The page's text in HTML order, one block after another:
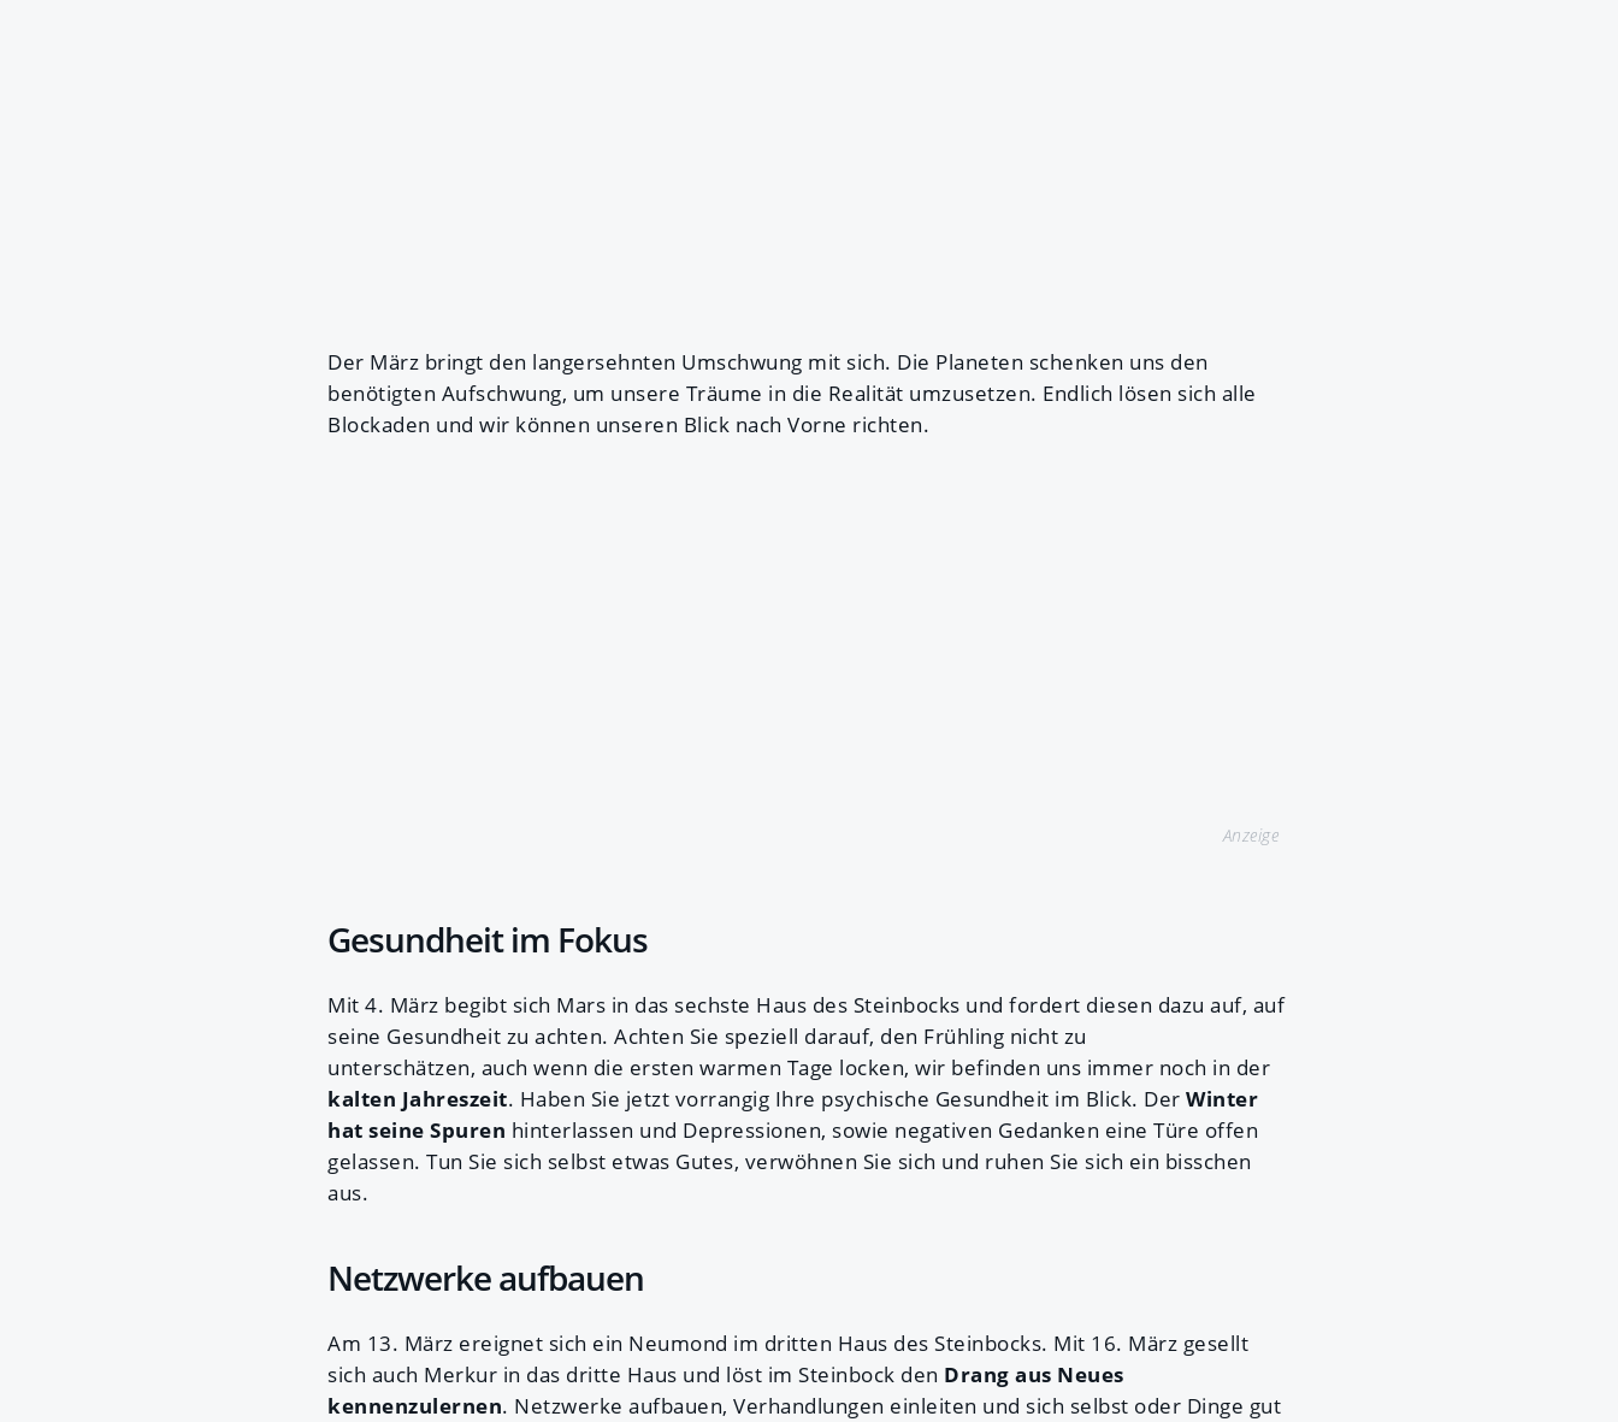
Der März bringt den langersehnten Umschwung mit sich. Die Planeten schenken uns den
benötigten Aufschwung, um unsere Träume in die Realität umzusetzen. Endlich lösen sich alle
Blockaden und wir können unseren Blick nach Vorne richten.
Anzeige
Gesundheit im Fokus
Mit 4. März begibt sich Mars in das sechste Haus des Steinbocks und fordert diesen dazu auf, auf
seine Gesundheit zu achten. Achten Sie speziell darauf, den Frühling nicht zu
unterschätzen, auch wenn die ersten warmen Tage locken, wir befinden uns immer noch in der
kalten Jahreszeit. Haben Sie jetzt vorrangig Ihre psychische Gesundheit im Blick. Der Winter
hat seine Spuren hinterlassen und Depressionen, sowie negativen Gedanken eine Türe offen
gelassen. Tun Sie sich selbst etwas Gutes, verwöhnen Sie sich und ruhen Sie sich ein bisschen
aus.
Netzwerke aufbauen
Am 13. März ereignet sich ein Neumond im dritten Haus des Steinbocks. Mit 16. März gesellt
sich auch Merkur in das dritte Haus und löst im Steinbock den Drang aus Neues
kennenzulernen. Netzwerke aufbauen, Verhandlungen einleiten und sich selbst oder Dinge gut